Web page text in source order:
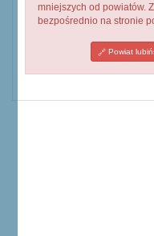
mniejszych od powiatów.
bezpośrednio na stronie
Powiat